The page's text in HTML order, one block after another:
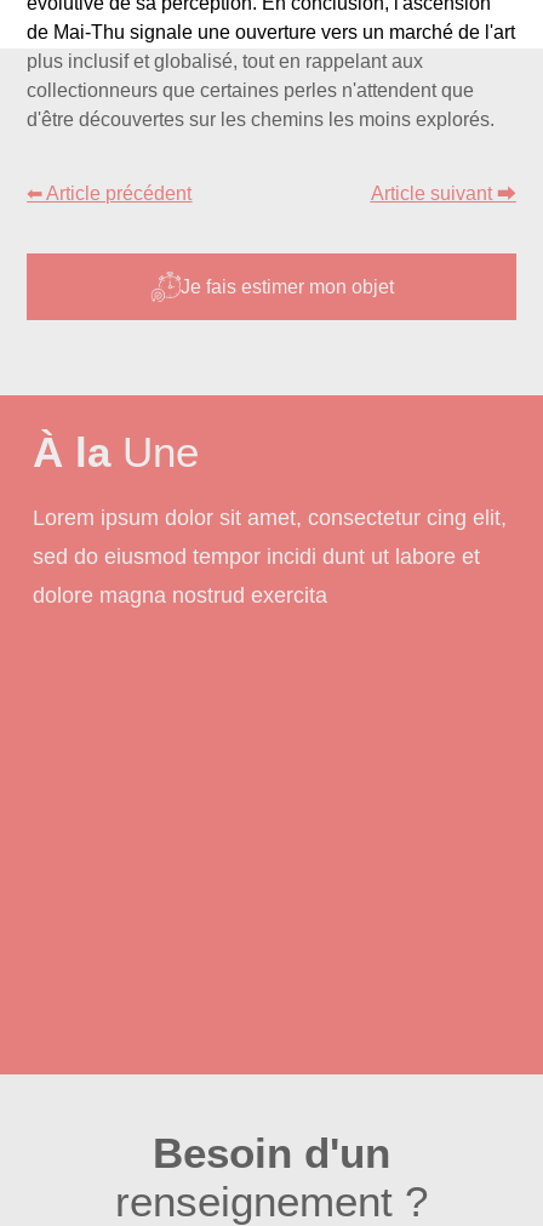
de Mai-Thu signale une ouverture vers un marché de l'art
plus inclusif et globalisé, tout en rappelant aux
collectionneurs que certaines perles n'attendent que
d'être découvertes sur les chemins les moins explorés.
⬅ Article précédent Article suivant ⮕
Je fais estimer mon objet
À laUne
Lorem ipsum dolor sit amet, consectetur cing elit,
sed do eiusmod tempor incidi dunt ut labore et
dolore magna nostrud exercita
Besoin d'un
renseignement ?